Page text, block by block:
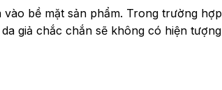
bề mặt sản phẩm. Trong trường
giả chắc chắn sẽ không có hiện